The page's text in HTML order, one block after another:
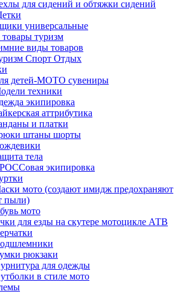
для сидений и обтяжки сидений
универсальные
туризм
виды товаров
Спорт Отдых
детей-МОТО сувениры
техники
экипировка
аттрибутика
и платки
штаны шорты
тела
экипировка
мото (создают имидж предохраняют
пыли)
мото
для езды на скутере мотоцикле АТВ
рюкзаки
для одежды
в стиле мото